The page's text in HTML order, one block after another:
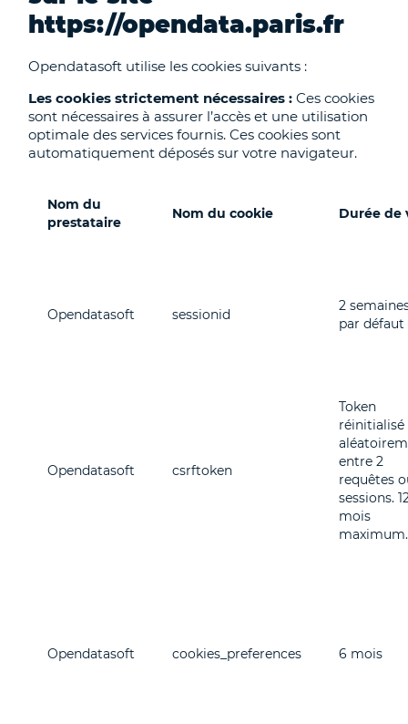
https://opendata.paris.fr
Opendatasoft utilise les cookies suivants :
Les cookies strictement nécessaires : Ces cookies
sont nécessaires à assurer l’accès et une utilisation
optimale des services fournis. Ces cookies sont
automatiquement déposés sur votre navigateur.
Nom du
prestataire
Nom du cookie Durée de
Opendatasoft sessionid
2
par défaut
Opendatasoft csrftoken
Token
réinitialisé
entre 2
requêtes
sessions.
mois
maximum.
Opendatasoft cookies_preferences 6 mois